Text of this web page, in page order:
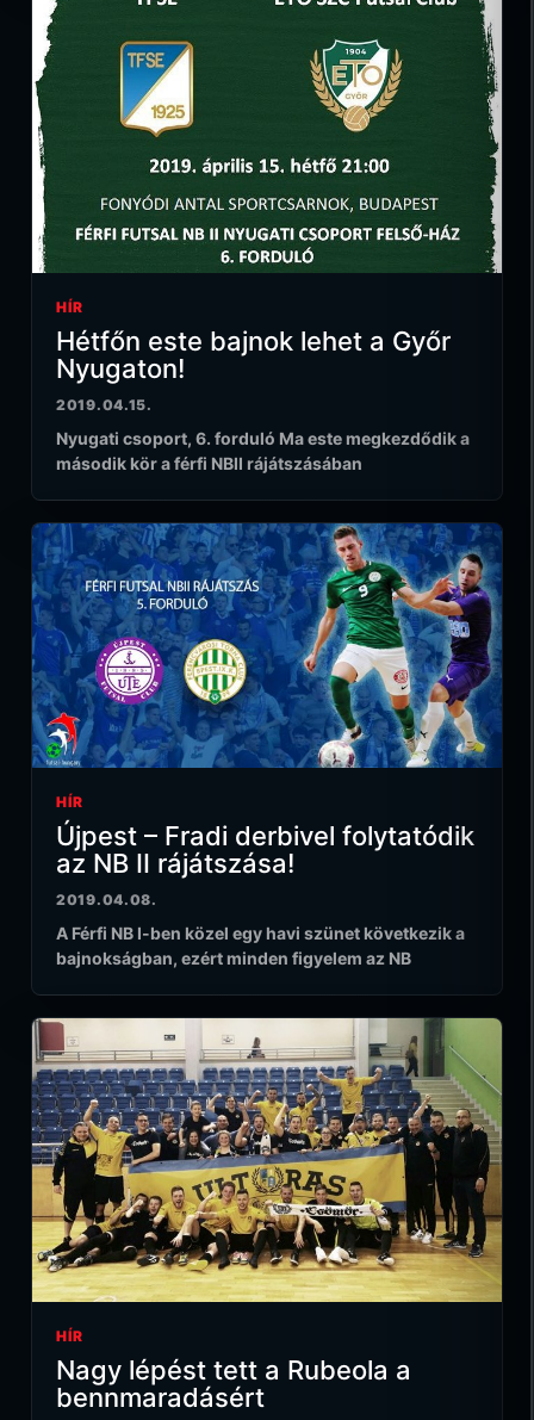
HÍR
Hétfőn este bajnok lehet a Győr
Nyugaton!
2019.04.15.
Nyugati csoport, 6. forduló Ma este megkezdődik a
második kör a férfi NBII rájátszásában
HÍR
Újpest – Fradi derbivel folytatódik
az NB II rájátszása!
2019.04.08.
A Férfi NB I-ben közel egy havi szünet következik a
bajnokságban, ezért minden figyelem az NB
HÍR
Nagy lépést tett a Rubeola a
bennmaradásért